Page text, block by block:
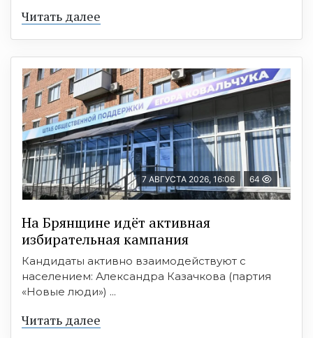
Читать далее
7 АВГУСТА 2026, 16:06 64
На Брянщине идёт активная
избирательная кампания
Кандидаты активно взаимодействуют с
населением: Александра Казачкова (партия
«Новые люди») ...
Читать далее